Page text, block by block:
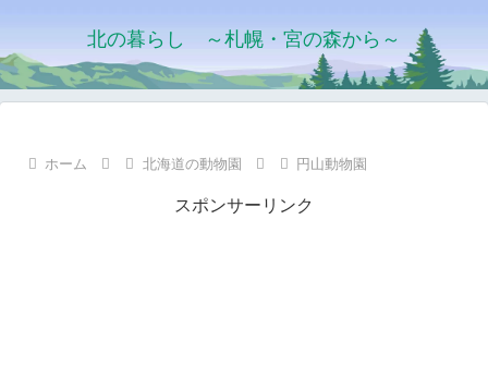
北の暮らし ～札幌・宮の森から～
ホーム 北海道の動物園 円山動物園
スポンサーリンク